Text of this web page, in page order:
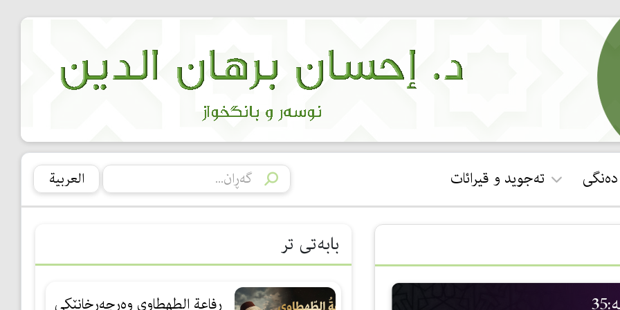
دەنگی تەجوید و قیرائات
ئجازەی قورئان خوێندن
جوان خوێندنەوەی سوڕەتی
فاتیحە
العربیة
بابەتی تر
رفاعة الطهطاوي وەرچەرخانێكی